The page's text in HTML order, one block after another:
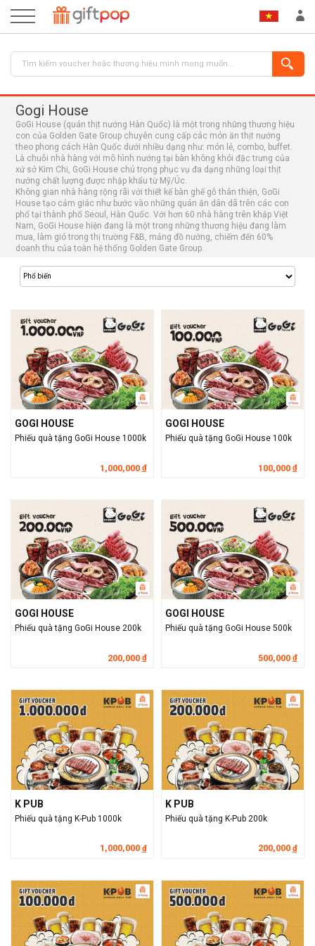
ĐĂNG NHẬP ĐĂNG KÝ
Gogi House
GoGi House (quán thịt nướng Hàn Quốc) là một trong những thương hiệu
con của Golden Gate Group chuyên cung cấp các món ăn thịt nướng
theo phong cách Hàn Quốc dưới nhiều dạng như: món lẻ, combo, buffet.
Là chuỗi nhà hàng với mô hình nướng tại bàn không khói đặc trưng của
xứ sở Kim Chi, GoGi House chú trọng phục vụ đa dạng những loại thịt
nướng chất lượng được nhập khẩu từ Mỹ/Úc.
Không gian nhà hàng rộng rãi với thiết kế bàn ghế gỗ thân thiện, GoGi
House tạo cảm giác như bước vào những quán ăn dân dã trên các con
phố tại thành phố Seoul, Hàn Quốc. Với hơn 60 nhà hàng trên khắp Việt
Nam, GoGi House hiện đang là một trong những thương hiệu đang làm
mưa, làm gió trong thị trường F&B, mảng đồ nướng, chiếm đến 60%
doanh thu của toàn hệ thống Golden Gate Group.
GOGI HOUSE
Phiếu quà tặng GoGi House 1000k
1,000,000 đ
GOGI HOUSE
Phiếu quà tặng GoGi House 100k
100,000 đ
GOGI HOUSE
Phiếu quà tặng GoGi House 200k
200,000 đ
GOGI HOUSE
Phiếu quà tặng GoGi House 500k
500,000 đ
K PUB
Phiếu quà tặng K-Pub 1000k
1,000,000 đ
K PUB
Phiếu quà tặng K-Pub 200k
200,000 đ